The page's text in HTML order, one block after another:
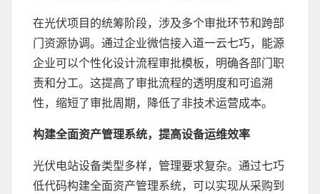
在光伏项目的统筹阶段，涉及多个审批环节和跨部
门资源协调。通过企业微信接入道一云七巧，能源
企业可以个性化设计流程审批模板，明确各部门职
责和分工。这提高了审批流程的透明度和可追溯
性，缩短了审批周期，降低了非技术运营成本。
构建全面资产管理系统，提高设备运维效率
光伏电站设备类型多样，管理要求复杂。通过七巧
低代码构建全面资产管理系统，可以实现从采购到